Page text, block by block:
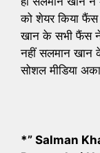
को शेयर किया फैंस
खान के सभी फैंस ने
नहीं सलमान
सोशल मीडिया
*” Salman